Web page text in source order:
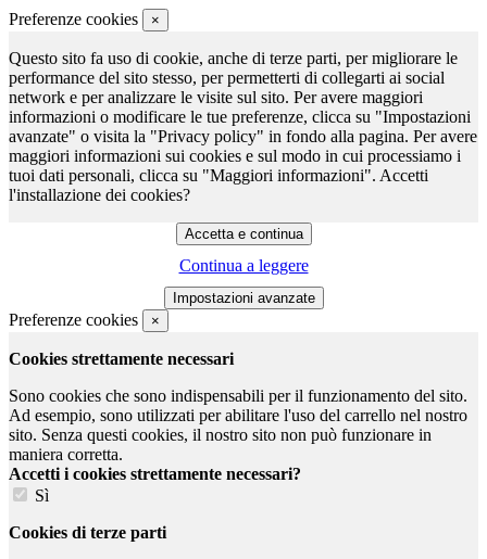
Preferenze cookies ×
Questo sito fa uso di cookie, anche di terze parti, per migliorare le
performance del sito stesso, per permetterti di collegarti ai social
network e per analizzare le visite sul sito. Per avere maggiori
informazioni o modificare le tue preferenze, clicca su "Impostazioni
avanzate" o visita la "Privacy policy" in fondo alla pagina. Per avere
maggiori informazioni sui cookies e sul modo in cui processiamo i
tuoi dati personali, clicca su "Maggiori informazioni". Accetti
l'installazione dei cookies?
Continua a leggere
Preferenze cookies ×
Cookies strettamente necessari
Sono cookies che sono indispensabili per il funzionamento del sito.
Ad esempio, sono utilizzati per abilitare l'uso del carrello nel nostro
sito. Senza questi cookies, il nostro sito non può funzionare in
maniera corretta.
Accetti i cookies strettamente necessari?
Sì
Cookies di terze parti